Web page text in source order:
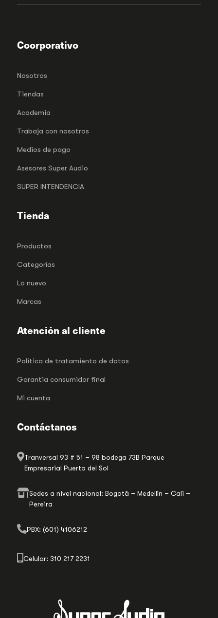
Coorporativo
Nosotros
Tiendas
Academia
Trabaja con nosotros
Medios de pago
Asesores Super Audio
SUPER INTENDENCIA
Tienda
Productos
Categorías
Lo nuevo
Marcas
Atención al cliente
Politica de tratamiento de datos
Garantia consumidor final
Mi cuenta
Contáctanos
Tranversal 93 # 51 – 98 bodega 73B Parque
Empresarial Puerta del Sol
Sedes a nivel nacional: Bogotá – Medellín – Cali –
Pereira
PBX: (601) 4106212
Celular: 310 217 2231